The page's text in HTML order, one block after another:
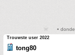
•
Trouwste user 2022
tong80